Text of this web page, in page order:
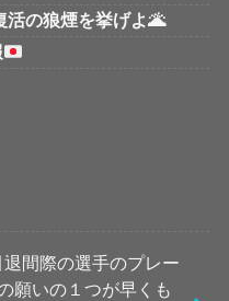
活の狼煙を挙げよ🌋
退間際の選手のプレー
願いの１つが早くも